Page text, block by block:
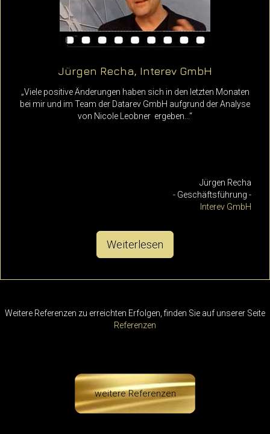
Jürgen Recha, Interev GmbH
„Viele positive Änderungen haben sich in den letzten Monaten
bei mir und im Team der Datarev GmbH aufgrund der Analyse
von Nicole Leobner ergeben...“
Jürgen Recha
- Geschäftsführung -
Interev GmbH
Weiterlesen
Weitere Referenzen zu erreichten Erfolgen, finden Sie auf unserer Seite
Referenzen
weitere Referenzen